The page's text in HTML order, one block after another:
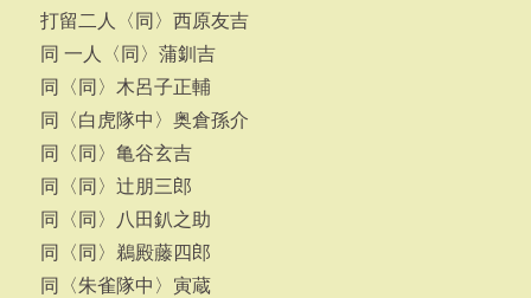
打留二人〈同〉西原友吉
同 一人〈同〉蒲釧吉
同〈同〉木呂子正輔
同〈白虎隊中〉奥倉孫介
同〈同〉亀谷玄吉
同〈同〉辻朋三郎
同〈同〉八田釟之助
同〈同〉鵜殿藤四郎
同〈朱雀隊中〉寅蔵